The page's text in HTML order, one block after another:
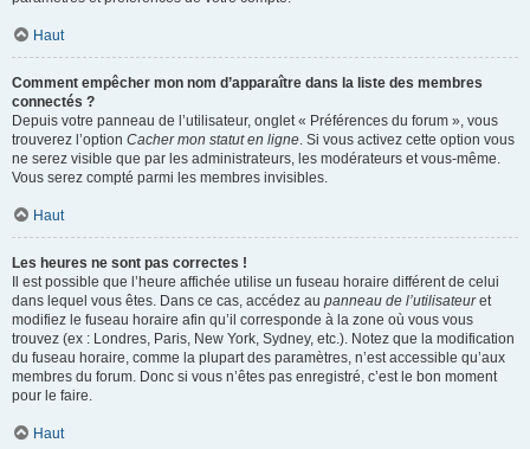
Haut
Comment empêcher mon nom d’apparaître dans la liste des membres
connectés ?
Depuis votre panneau de l’utilisateur, onglet « Préférences du forum », vous
trouverez l’option Cacher mon statut en ligne. Si vous activez cette option vous
ne serez visible que par les administrateurs, les modérateurs et vous-même.
Vous serez compté parmi les membres invisibles.
Haut
Les heures ne sont pas correctes !
Il est possible que l’heure affichée utilise un fuseau horaire différent de celui
dans lequel vous êtes. Dans ce cas, accédez au panneau de l’utilisateuret
modifiez le fuseau horaire afin qu’il corresponde à la zone où vous vous
trouvez (ex : Londres, Paris, New York, Sydney, etc.). Notez que la modification
du fuseau horaire, comme la plupart des paramètres, n’est accessible qu’aux
membres du forum. Donc si vous n’êtes pas enregistré, c’est le bon moment
pour le faire.
Haut